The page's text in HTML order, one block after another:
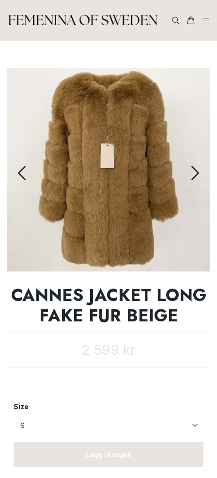
CANNES JACKET LONG
FAKE FUR BEIGE
2 599 kr
Size
Lägg i korgen